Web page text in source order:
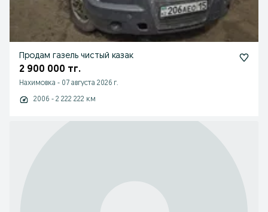
Продам газель чистый казак
2 900 000 тг.
Нахимовка - 07 августа 2026 г.
2006 - 2 222 222 км